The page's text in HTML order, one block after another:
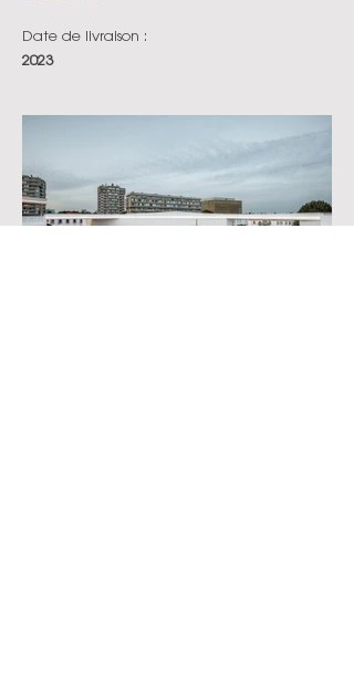
Date de livraison :
2023